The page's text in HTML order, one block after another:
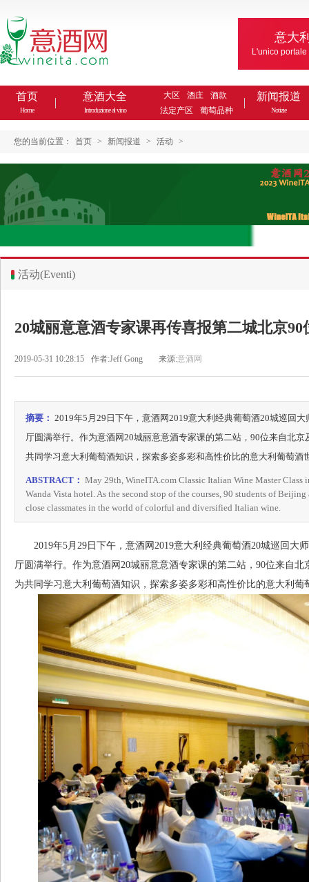
意大
L'unico
首页
Home
意酒大全
Introduzione al vino
大区 酒庄
酒款
法定产区
葡萄品种
新闻报道
Notizie
您的当前位置： 首页 > 新闻报道 > 活动 >
活动(Eventi)
20城丽意意酒专家课再传喜报第二城北京
2019-05-31 10:28:15 作者:Jeff Gong 来源:意酒网
摘要： 2019年5月29日下午，意酒网2019意大利经典葡萄酒20城巡回
厅圆满举行。作为意酒网20城丽意意酒专家课的第二站，90位来自北
共同学习意大利葡萄酒知识，探索多姿多彩和高性价比的意大利葡萄酒
ABSTRACT： May 29th, WineITA.com Classic Italian Wine Master
Wanda Vista hotel. As the second stop of the courses, 90 students of
close classmates in the world of colorful and diversified Italian wine.
2019年5月29日下午，意酒网2019意大利经典葡萄酒20城巡回大
厅圆满举行。作为意酒网20城丽意意酒专家课的第二站，90位来自
为共同学习意大利葡萄酒知识，探索多姿多彩和高性价比的意大利葡